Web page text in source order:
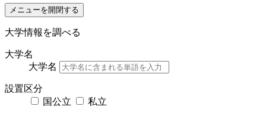
メニューを開閉する
大学情報を調べる
大学名
大学名
設置区分
国公立
私立